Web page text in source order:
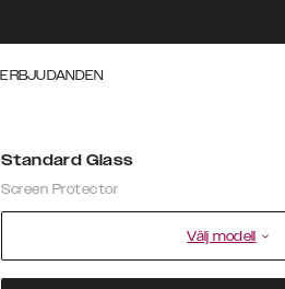
ERBJUDANDEN
Standard Glass
Screen Protector
Välj modell